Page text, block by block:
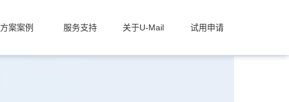
方案案例 服务支持 关于U-Mail 试用申请